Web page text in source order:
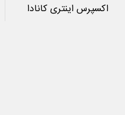
اکسپرس اینتری کانادا